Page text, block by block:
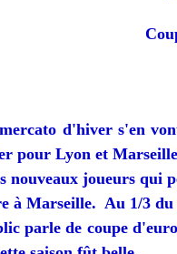
d'hiver s'en
pour Lyon et
nouveaux joueurs qui
à Marseille. Au 1/3
parle de coupe